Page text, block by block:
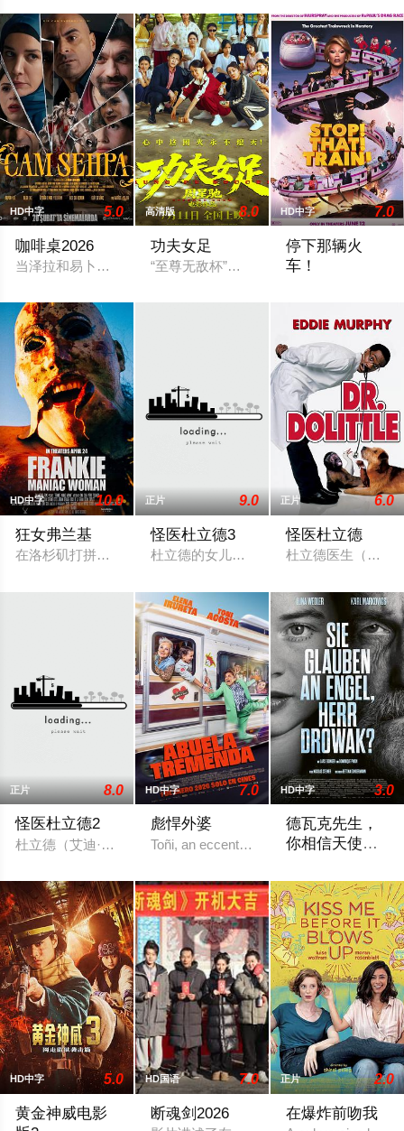
HD中字 5.0
咖啡桌2026
当泽拉和易卜拉欣这对新手父母夫妇，为了一个咖啡桌而争吵
高清版 8.0
功夫女足
“至尊无敌杯”开赛在即，一众顶尖球队即
HD中字 7.0
停下那辆火
车！
HD中字 10.0
狂女弗兰基
在洛杉矶打拼的创作歌手弗兰基，常年被童年创伤纠缠，还要
正片 9.0
怪医杜立德3
杜立德的女儿玛雅杜立德（凯拉·帕特饰
正片 6.0
怪医杜立德
杜立德医生（艾迪
正片 8.0
怪医杜立德2
杜立德（艾迪·墨菲 Eddie Murphy 饰）因为拥有能够和动物交
HD中字 7.0
彪悍外婆
Toñi, an eccentric grandmother, gets by
HD中字 3.0
德瓦克先生，
你相信天使
HD中字 5.0
黄金神威电影
HD国语 7.0
断魂剑2026
正片 2.0
在爆炸前吻我